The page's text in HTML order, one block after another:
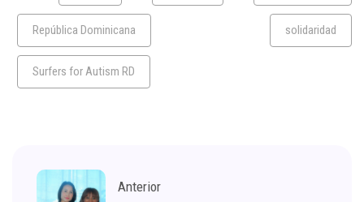
República Dominicana solidaridad
Surfers for Autism RD
Anterior